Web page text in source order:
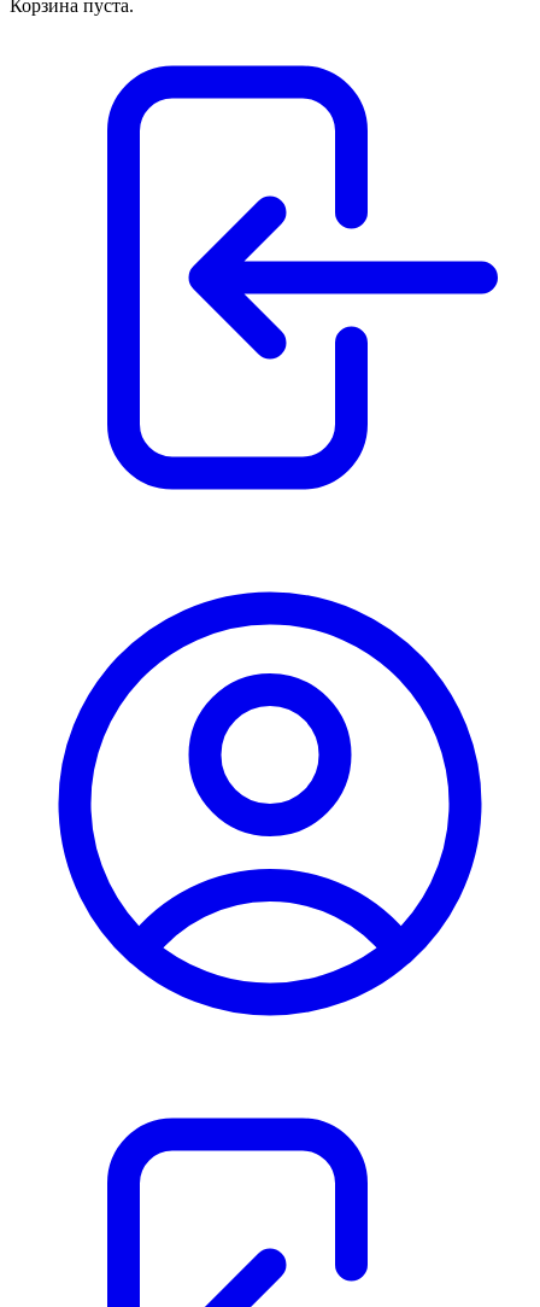
Корзина пуста.